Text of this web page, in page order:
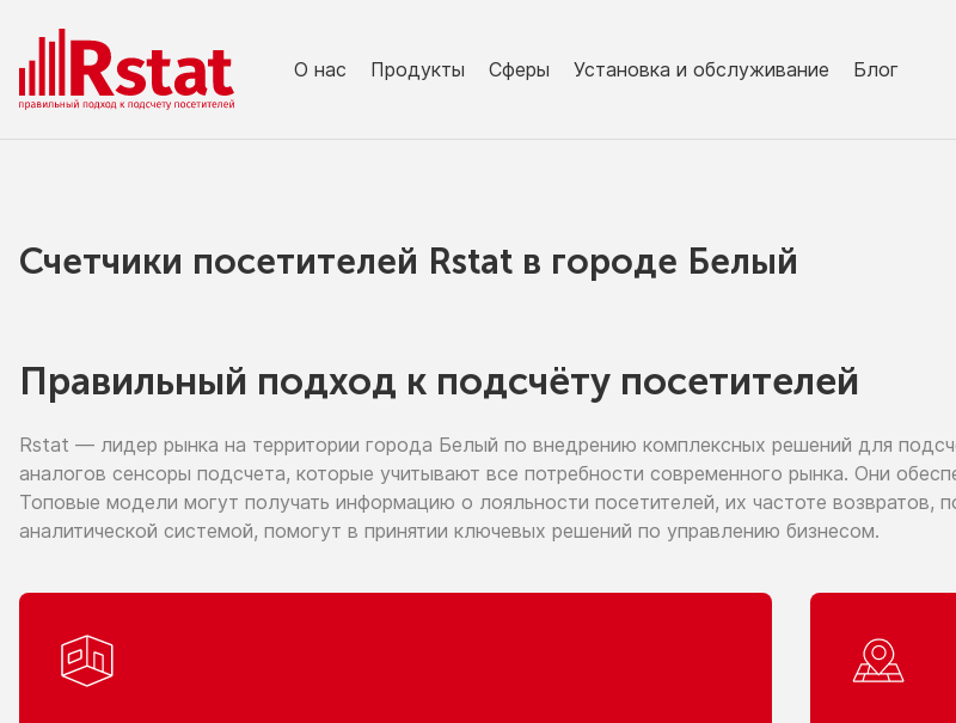
О нас Продукты Сферы Установка и обслуживание Блог
Счетчики посетителей Rstat в городe Белый
Правильный подход к подсчёту посетителей
Rstat — лидер рынка на территории города Белый по внедрению комплексных решений для
аналогов сенсоры подсчета, которые учитывают все потребности современного рынка. Они
Топовые модели могут получать информацию о лояльности посетителей, их частоте возвратов,
аналитической системой, помогут в принятии ключевых решений по управлению бизнесом.